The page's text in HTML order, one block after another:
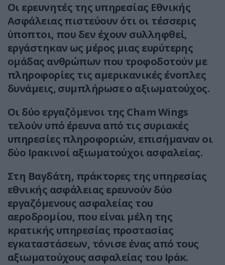
Οι ερευνητές της υπηρεσίας Εθνικής
Ασφάλειας πιστεύουν ότι οι τέσσερις
ύποπτοι, που δεν έχουν συλληφθεί,
εργάστηκαν ως μέρος μιας ευρύτερης
ομάδας ανθρώπων που τροφοδοτούν με
πληροφορίες τις αμερικανικές ένοπλες
δυνάμεις, συμπλήρωσε ο αξιωματούχος.
Οι δύο εργαζόμενοι της Cham Wings
τελούν υπό έρευνα από τις συριακές
υπηρεσίες πληροφοριών, επισήμαναν οι
δύο Ιρακινοί αξιωματούχοι ασφαλείας.
Στη Βαγδάτη, πράκτορες της υπηρεσίας
εθνικής ασφάλειας ερευνούν δύο
εργαζόμενους ασφαλείας του
αεροδρομίου, που είναι μέλη της
κρατικής υπηρεσίας προστασίας
εγκαταστάσεων, τόνισε ένας από τους
αξιωματούχους ασφαλείας του Ιράκ.